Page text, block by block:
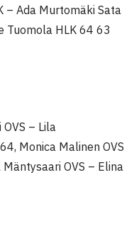
– Ada Murtomäki Sata
Tuomola HLK 64 63
– Lila
Monica Malinen OVS
OVS – Elina